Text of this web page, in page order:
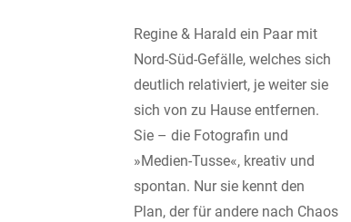
Regine & Harald ein Paar mit
Nord-Süd-Gefälle, welches sich
deutlich relativiert, je weiter sie
sich von zu Hause entfernen.
Sie – die Fotografin und
»Medien-Tusse«, kreativ und
spontan. Nur sie kennt den
Plan, der für andere nach Chaos